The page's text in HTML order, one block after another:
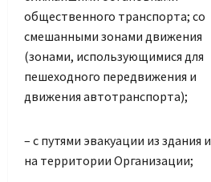
общественного транспорта; со
смешанными зонами движения
(зонами, использующимися для
пешеходного передвижения и
движения автотранспорта);
– с путями эвакуации из здания и
на территории Организации;